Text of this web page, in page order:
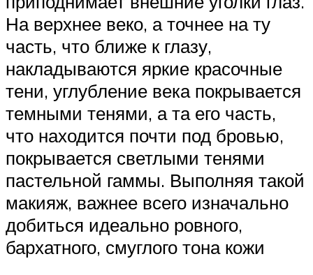
На верхнее веко, а точнее на ту
часть, что ближе к глазу,
накладываются яркие красочные
тени, углубление века покрывается
темными тенями, а та его часть,
что находится почти под бровью,
покрывается светлыми тенями
пастельной гаммы. Выполняя такой
макияж, важнее всего изначально
добиться идеально ровного,
бархатного, смуглого тона кожи